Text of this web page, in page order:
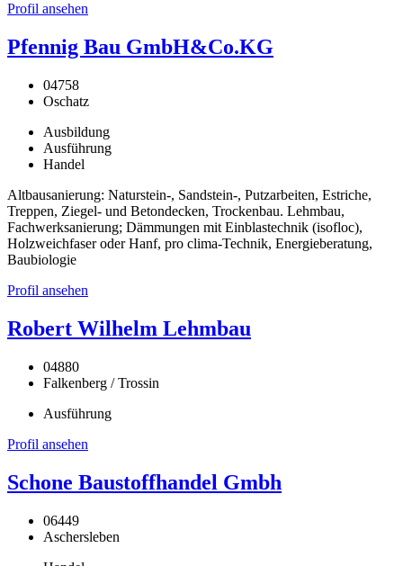
Profil ansehen
Pfennig Bau GmbH&Co.KG
04758
Oschatz
Ausbildung
Ausführung
Handel
Altbausanierung: Naturstein-, Sandstein-, Putzarbeiten, Estriche,
Treppen, Ziegel- und Betondecken, Trockenbau. Lehmbau,
Fachwerksanierung; Dämmungen mit Einblastechnik (isofloc),
Holzweichfaser oder Hanf, pro clima-Technik, Energieberatung,
Baubiologie
Profil ansehen
Robert Wilhelm Lehmbau
04880
Falkenberg / Trossin
Ausführung
Profil ansehen
Schone Baustoffhandel Gmbh
06449
Aschersleben